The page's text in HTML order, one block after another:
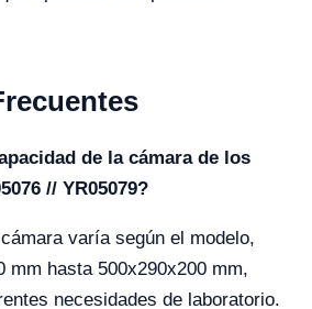
de la cámara de los
// YR05079?
varía según el modelo,
mm hasta 500x290x200 mm,
necesidades de laboratorio.